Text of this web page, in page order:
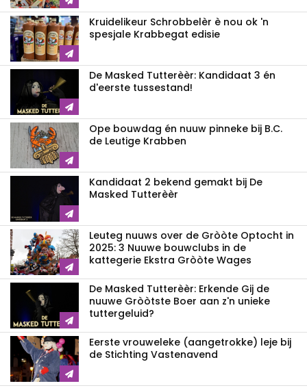
Kruidelikeur Schrobbelèr è nou ok 'n
spesjale Krabbegat edisie
De Masked Tutterèèr: Kandidaat 3 én
d'eerste tussestand!
Ope bouwdag én nuuw pinneke bij B.C.
de Leutige Krabben
Kandidaat 2 bekend gemakt bij De
Masked Tutterèèr
Leuteg nuuws over de Gròòte Optocht in
2025: 3 Nuuwe bouwclubs in de
kattegerie Ekstra Gròòte Wages
De Masked Tutterèèr: Erkende Gij de
nuuwe Gròòtste Boer aan z'n unieke
tuttergeluid?
Eerste vrouweleke (aangetrokke) leje bij
de Stichting Vastenavend